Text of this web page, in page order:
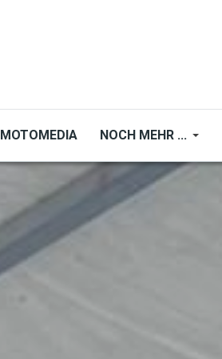
MOTOMEDIA NOCH MEHR ...